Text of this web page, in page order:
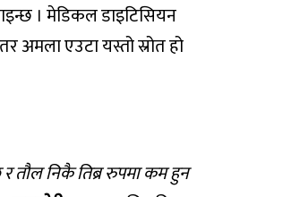
। मेडिकल डाइटिसियन
अमला एउटा यस्तो स्रोत हो
तौल निकै तिब्र रुपमा कम हुन